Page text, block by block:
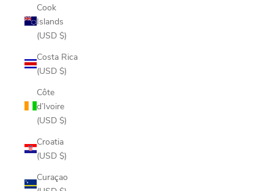
Cook
Islands
(USD $)
Costa Rica
(USD $)
Côte
d’Ivoire
(USD $)
Croatia
(USD $)
Curaçao